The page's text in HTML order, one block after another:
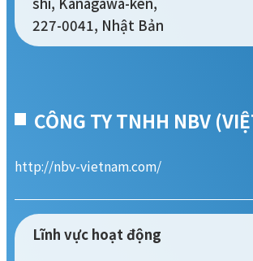
227-0041, Nhật Bản
CÔNG TY TNHH NBV
http://nbv-vietnam.com/
Lĩnh vực hoạt động